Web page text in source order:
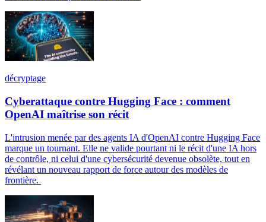
décryptage
Cyberattaque contre Hugging Face : comment
OpenAI maîtrise son récit
L'intrusion menée par des agents IA d'OpenAI contre Hugging Face
marque un tournant. Elle ne valide pourtant ni le récit d'une IA hors
de contrôle, ni celui d'une cybersécurité devenue obsolète, tout en
révélant un nouveau rapport de force autour des modèles de
frontière.